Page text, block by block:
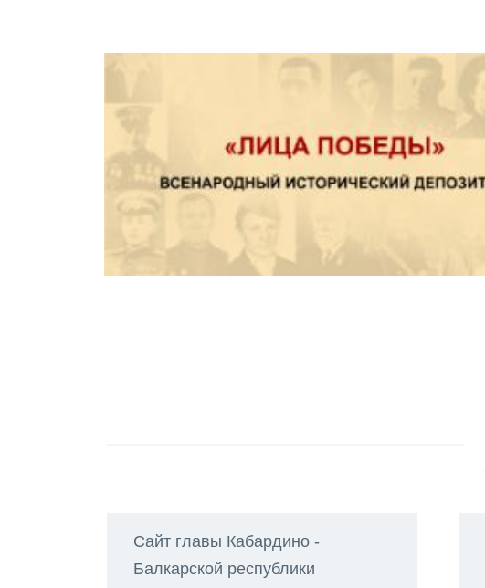
Сайт главы Кабардино -
Балкарской республики